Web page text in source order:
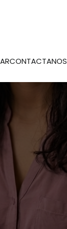
CONTACTANOS